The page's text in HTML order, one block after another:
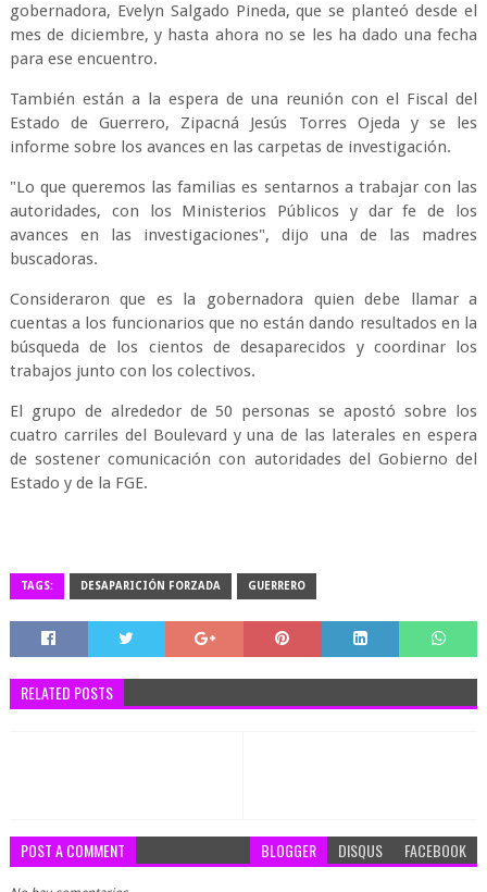
gobernadora, Evelyn Salgado Pineda, que se planteó desde el
mes de diciembre, y hasta ahora no se les ha dado una fecha
para ese encuentro.
También están a la espera de una reunión con el Fiscal del
Estado de Guerrero, Zipacná Jesús Torres Ojeda y se les
informe sobre los avances en las carpetas de investigación.
"Lo que queremos las familias es sentarnos a trabajar con las
autoridades, con los Ministerios Públicos y dar fe de los
avances en las investigaciones", dijo una de las madres
buscadoras.
Consideraron que es la gobernadora quien debe llamar a
cuentas a los funcionarios que no están dando resultados en la
búsqueda de los cientos de desaparecidos y coordinar los
trabajos junto con los colectivos.
El grupo de alrededor de 50 personas se apostó sobre los
cuatro carriles del Boulevard y una de las laterales en espera
de sostener comunicación con autoridades del Gobierno del
Estado y de la FGE.
TAGS: DESAPARICIÓN FORZADA GUERRERO
RELATED POSTS
POST A COMMENT BLOGGER DISQUS FACEBOOK